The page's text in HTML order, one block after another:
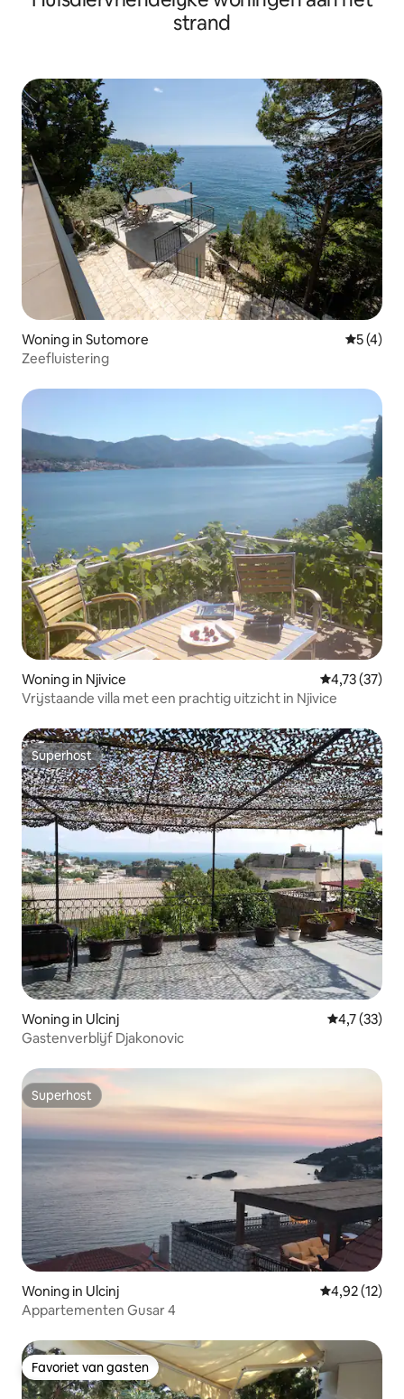
strand
Woning in Sutomore
5 (4)
Zeefluistering
Woning in Njivice Gemiddelde
4,73 (37)
Vrijstaande villa met een prachtig uitzicht in Njivice
Superhost
Superhost
Woning in Ulcinj
4,7 (33)
Gastenverblijf Djakonovic
Superhost
Superhost
Woning in Ulcinj Gemiddelde
4,92 (12)
Appartementen Gusar 4
Favoriet van gasten
Favoriet van gasten